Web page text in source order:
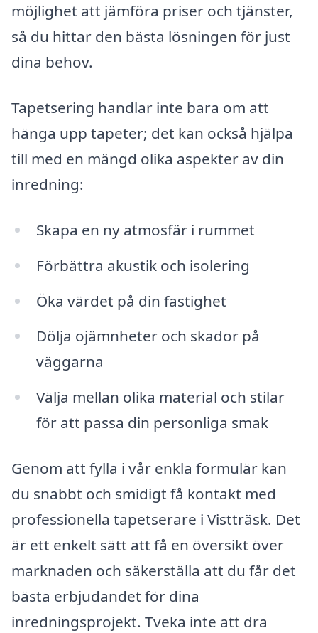
möjlighet att jämföra priser och tjänster,
så du hittar den bästa lösningen för just
dina behov.
Tapetsering handlar inte bara om att
hänga upp tapeter; det kan också hjälpa
till med en mängd olika aspekter av din
inredning:
Skapa en ny atmosfär i rummet
Förbättra akustik och isolering
Öka värdet på din fastighet
Dölja ojämnheter och skador på
väggarna
Välja mellan olika material och stilar
för att passa din personliga smak
Genom att fylla i vår enkla formulär kan
du snabbt och smidigt få kontakt med
professionella tapetserare i Vistträsk. Det
är ett enkelt sätt att få en översikt över
marknaden och säkerställa att du får det
bästa erbjudandet för dina
inredningsprojekt. Tveka inte att dra